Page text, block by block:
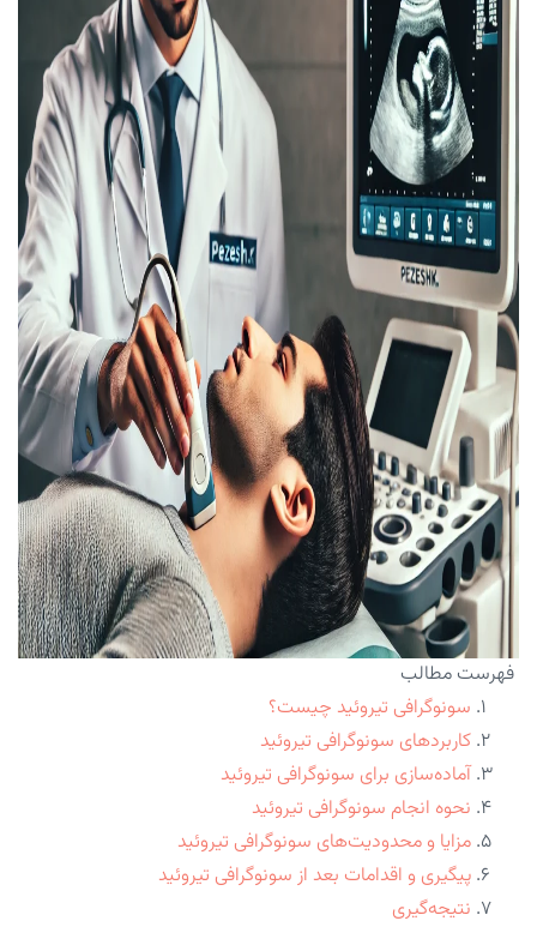
فهرست مطالب
سونوگرافی تیروئید چیست؟
کاربردهای سونوگرافی تیروئید
آماده‌سازی برای سونوگرافی تیروئید
نحوه انجام سونوگرافی تیروئید
مزایا و محدودیت‌های سونوگرافی تیروئید
پیگیری و اقدامات بعد از سونوگرافی تیروئید
نتیجه‌گیری